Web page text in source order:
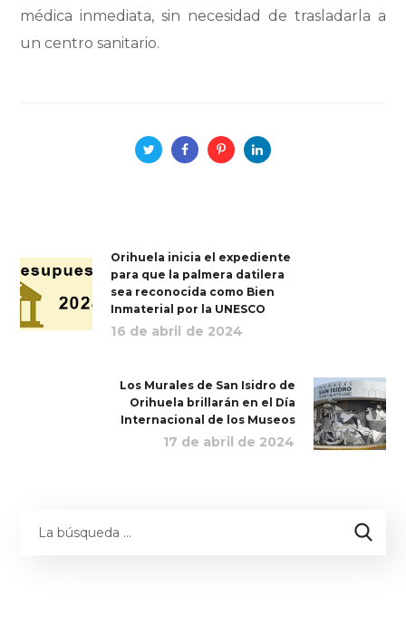
médica inmediata, sin necesidad de trasladarla a
un centro sanitario.
Orihuela inicia el expediente
para que la palmera datilera
sea reconocida como Bien
Inmaterial por la UNESCO
16 de abril de 2024
Los Murales de San Isidro de
Orihuela brillarán en el Día
Internacional de los Museos
17 de abril de 2024